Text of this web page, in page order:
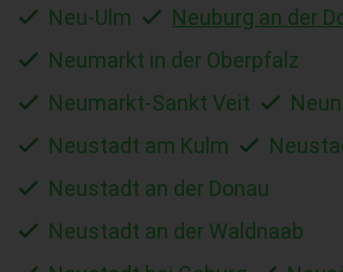
Neu-Ulm
Neuburg an der
Neumarkt in der Oberpfalz
Neumarkt-Sankt Veit
Neustadt am Kulm
Neustadt an der Donau
Neustadt an der Waldnaab